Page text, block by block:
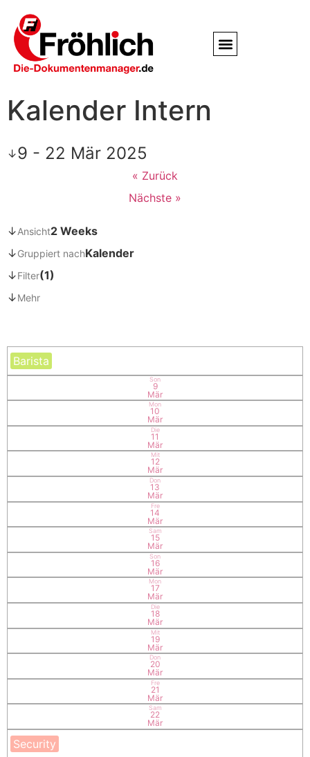
Kalender Intern
↓9 - 22 Mär 2025
« Zurück
Nächste »
↓Ansicht2 Weeks
↓Gruppiert nachKalender
↓Filter(1)
↓Mehr
Barista
Son
9
Mär
Mon
10
Mär
Die
11
Mär
Mit
12
Mär
Don
13
Mär
Fre
14
Mär
Sam
15
Mär
Son
16
Mär
Mon
17
Mär
Die
18
Mär
Mit
19
Mär
Don
20
Mär
Fre
21
Mär
Sam
22
Mär
Security